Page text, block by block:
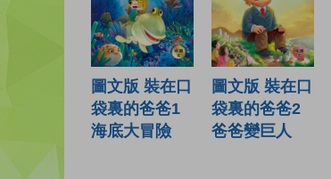
圖文版 裝在口
袋裏的爸爸1
海底大冒險
圖文版 裝在口
袋裏的爸爸2
爸爸變巨人